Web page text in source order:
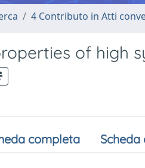
4 Contributo in Atti
of high
completa Scheda